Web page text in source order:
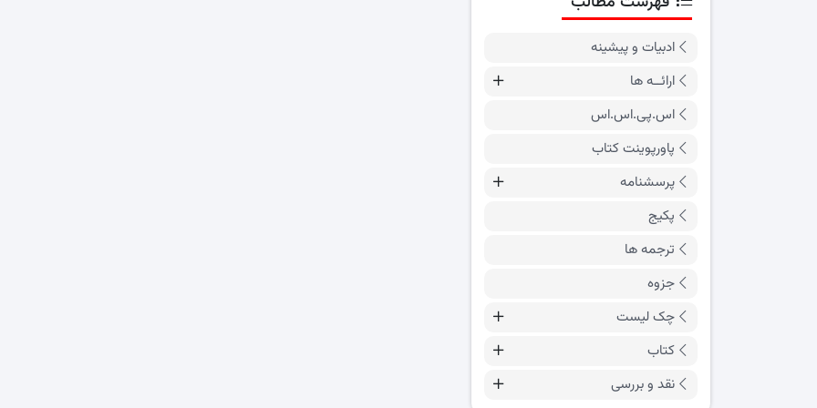
ادبیات و پیشینه
ارائــه ها
اس.پی.اس.اس
پاورپوینت کتاب
پرسشنامه
پکیج
ترجمه ها
جزوه
چک لیست
کتاب
نقد و بررسی